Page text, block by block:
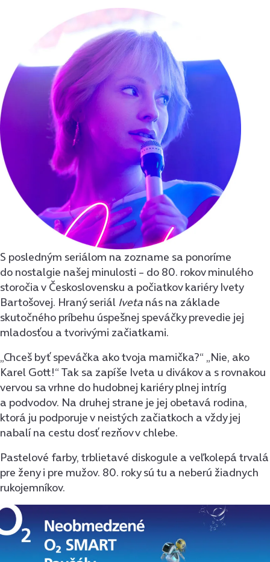
S posledným seriálom na zozname sa ponoríme
do nostalgie našej minulosti – do 80. rokov minulého
storočia v Československu a počiatkov kariéry Ivety
Bartošovej. Hraný seriál Iveta nás na základe
skutočného príbehu úspešnej speváčky prevedie jej
mladosťou a tvorivými začiatkami.
„Chceš byť speváčka ako tvoja mamička?“ „Nie, ako
Karel Gott!“ Tak sa zapíše Iveta u divákov a s rovnakou
vervou sa vrhne do hudobnej kariéry plnej intríg
a podvodov. Na druhej strane je jej obetavá rodina,
ktorá ju podporuje v neistých začiatkoch a vždy jej
nabalí na cestu dosť rezňov v chlebe.
Pastelové farby, trblietavé diskogule a veľkolepá trvalá
pre ženy i pre mužov. 80. roky sú tu a neberú žiadnych
rukojemníkov.